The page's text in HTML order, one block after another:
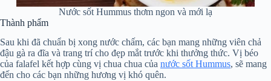
Nước sốt Hummus thơm ngon và mới lạ
Thành phẩm
Sau khi đã chuẩn bị xong nước chấm, các bạn mang những viên chả
đậu gà ra đĩa và trang trí cho đẹp mắt trước khi thưởng thức. Vị béo
của falafel kết hợp cùng vị chua chua của nước sốt Hummus, sẽ mang
đến cho các bạn những hương vị khó quên.